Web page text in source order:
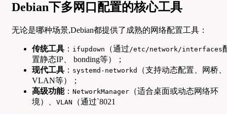
Debian下多网口配置的核心工具
无论是哪种场景,Debian都提供了成熟的网络配置工具：
传统工具 ： ifupdown （通过/etc/network/interfaces
置静态IP、 bonding等）；
现代工具 ： systemd-networkd
（支持动态配置、网桥、
VLAN等）；
高级功能： NetworkManager （适合桌面或动态网络环
境）、 VLAN （通过`8021